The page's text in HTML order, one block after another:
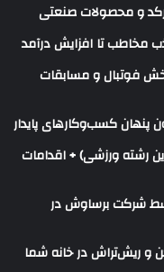
و محصولات صنعتی
فوتبال و مسابقات
کسب‌وکارهای پایدار
ورزشی) + اقدامات
شرکت برساوش در
و ریش‌تراش در خانه شما